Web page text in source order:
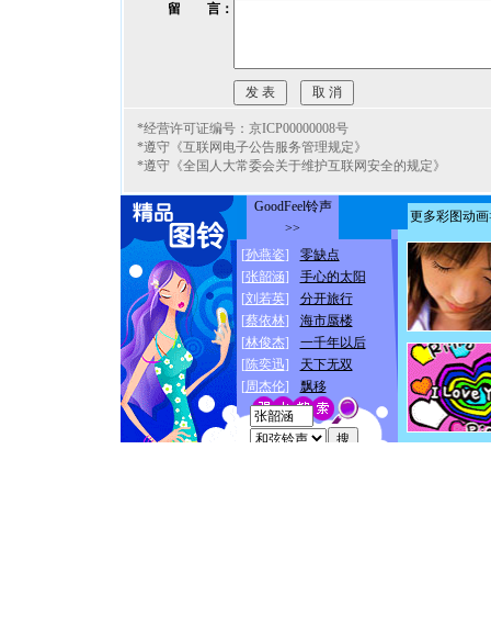
留 言：
*经营许可证编号：京ICP00000008号
*遵守《互联网电子公告服务管理规定》
*遵守《全国人大常委会关于维护互联网安全的规定》